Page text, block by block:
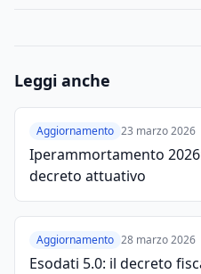
Leggi anche
Aggiornamento 23 marzo 2026
Iperammortamento
decreto attuativo
Aggiornamento 28 marzo 2026
Esodati 5.0: il decreto